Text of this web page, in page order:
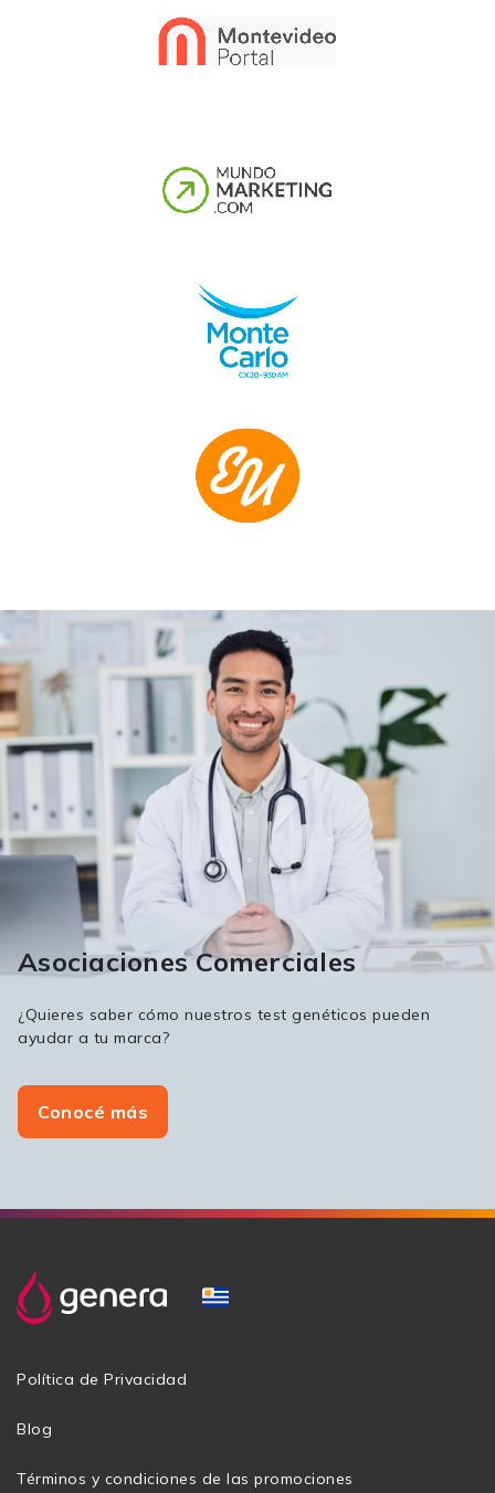
Asociaciones Comerciales
¿Quieres saber cómo nuestros test genéticos pueden
ayudar a tu marca?
Conocé más
Política de Privacidad
Blog
Términos y condiciones de las promociones